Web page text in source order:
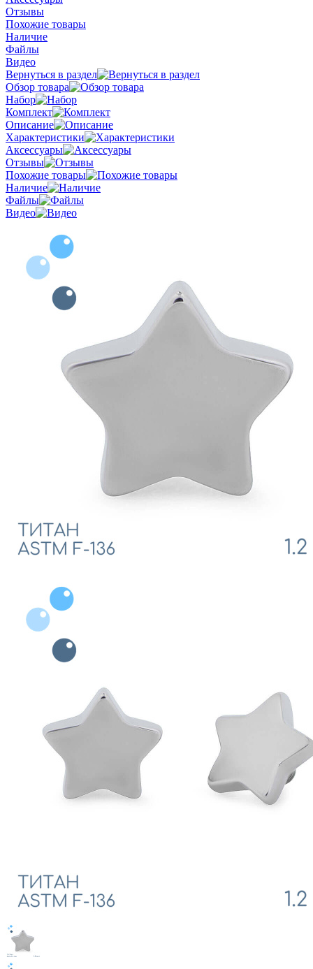
Отзывы
Похожие товары
Наличие
Файлы
Видео
Вернуться в раздел
Обзор товара
Набор
Комплект
Описание
Характеристики
Аксессуары
Отзывы
Похожие товары
Наличие
Файлы
Видео